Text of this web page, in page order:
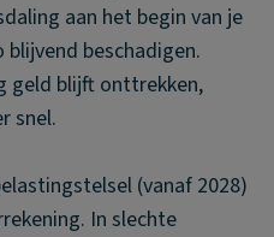
aan het begin van je
beschadigen.
geld blijft onttrekken,
snel.
(vanaf 2028)
In slechte